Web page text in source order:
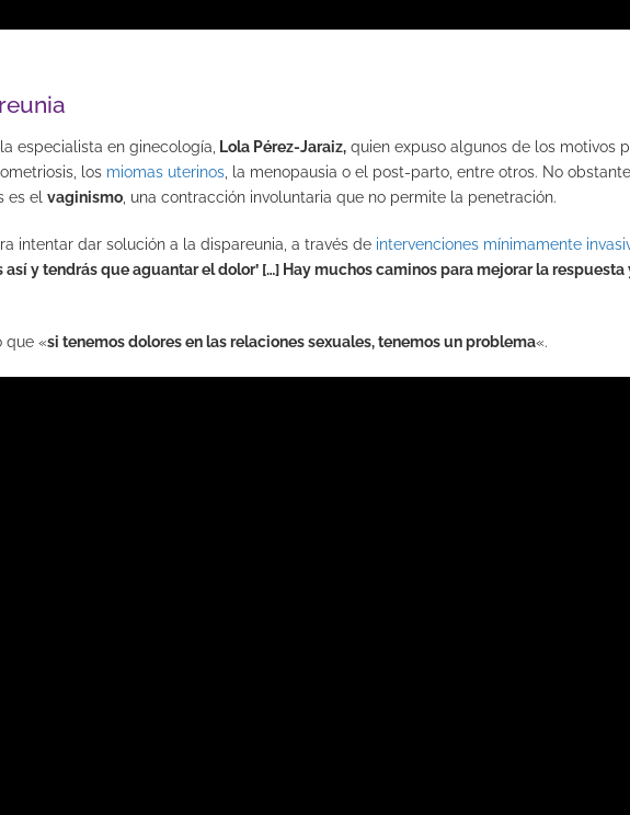
especialista en ginecología, Lola Pérez-Jaraiz, quien expuso algunos de los motivos
los miomas uterinos , la menopausia o el post-parto, entre otros. No
es el vaginismo , una contracción involuntaria que no permite la penetración.
intentar dar solución a la dispareunia, a través de intervenciones mínimamente
así y tendrás que aguantar el dolor’ […] Hay muchos caminos para mejorar la
que «si tenemos dolores en las relaciones sexuales, tenemos un problema«.